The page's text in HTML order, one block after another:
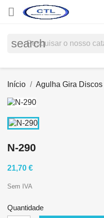

search
Início Agulha Gira Discos
N-290
21,70 €
Sem IVA
Quantidade